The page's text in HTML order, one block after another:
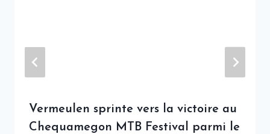
Vermeulen sprinte vers la victoire au
Chequamegon MTB Festival parmi le